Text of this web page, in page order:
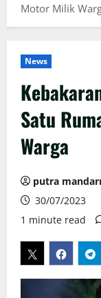
Motor Milik
News
Satu
Warga
putra
30/07/2023
1 minute read